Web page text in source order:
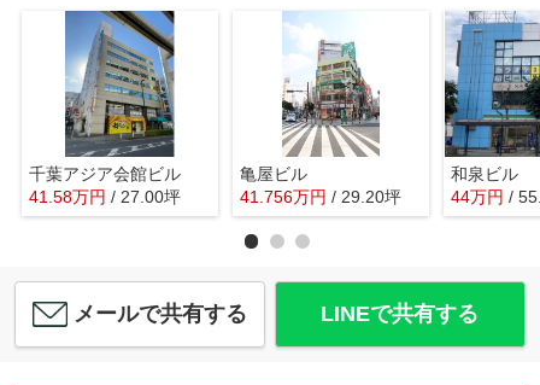
千葉アジア会館ビル
41.58万円 / 27.00坪
亀屋ビル
41.756万円 / 29.20坪
和泉ビル
44万円 /
メールで共有する LINEで共有する